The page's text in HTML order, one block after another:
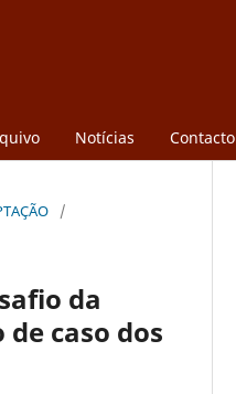
Notícias Contacto
/
da
caso dos